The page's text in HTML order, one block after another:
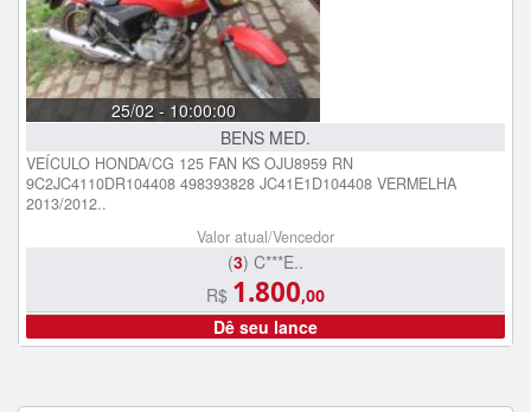
25/02 - 10:00:00
BENS MED.
VEÍCULO HONDA/CG 125 FAN KS OJU8959 RN
9C2JC4110DR104408 498393828 JC41E1D104408 VERMELHA
2013/2012..
Valor atual/Vencedor
(3) C***E..
R$ 1.800,00
Dê seu lance